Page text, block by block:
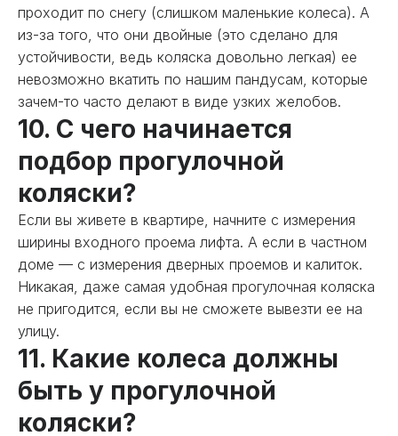
проходит по снегу (слишком маленькие колеса). А
из-за того, что они двойные (это сделано для
устойчивости, ведь коляска довольно легкая) ее
невозможно вкатить по нашим пандусам, которые
зачем-то часто делают в виде узких желобов.
10. С чего начинается
подбор прогулочной
коляски?
Если вы живете в квартире, начните с измерения
ширины входного проема лифта. А если в частном
доме — с измерения дверных проемов и калиток.
Никакая, даже самая удобная прогулочная коляска
не пригодится, если вы не сможете вывезти ее на
улицу.
11. Какие колеса должны
быть у прогулочной
коляски?